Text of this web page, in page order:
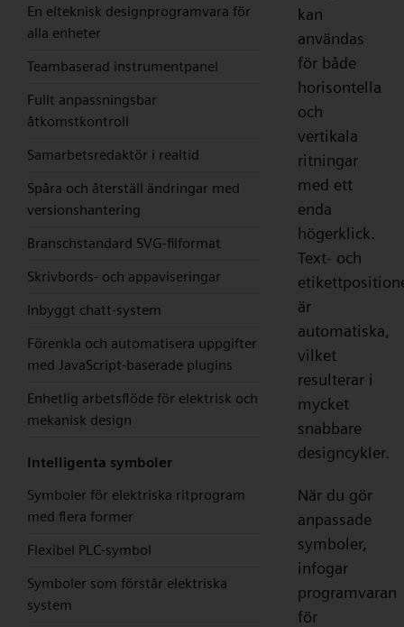
En elteknisk designprogramvara för
alla enheter
Teambaserad instrumentpanel
Fullt anpassningsbar
åtkomstkontroll
Samarbetsredaktör i realtid
Spåra och återställ ändringar med
versionshantering
Branschstandard SVG-filformat
Skrivbords- och appaviseringar
Inbyggt chatt-system
Förenkla och automatisera uppgifter
med JavaScript-baserade plugins
Enhetlig arbetsflöde för elektrisk och
mekanisk design
Intelligenta symboler
Symboler för elektriska ritprogram
med flera former
Flexibel PLC-symbol
Symboler som förstår elektriska
system
kan
användas
för både
horisontella
och
vertikala
ritningar
med ett
enda
högerklick.
Text- och
är
automatiska,
vilket
resulterar i
mycket
snabbare
designcykler.
När du gör
anpassade
symboler,
infogar
programvaran
för